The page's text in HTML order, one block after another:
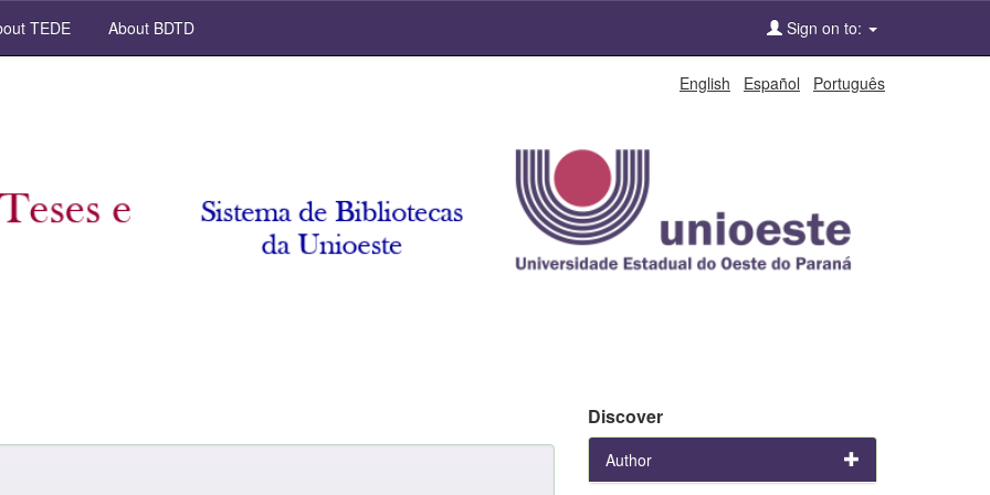
TEDE About BDTD Sign on to:
English Español Português
Discover
Author